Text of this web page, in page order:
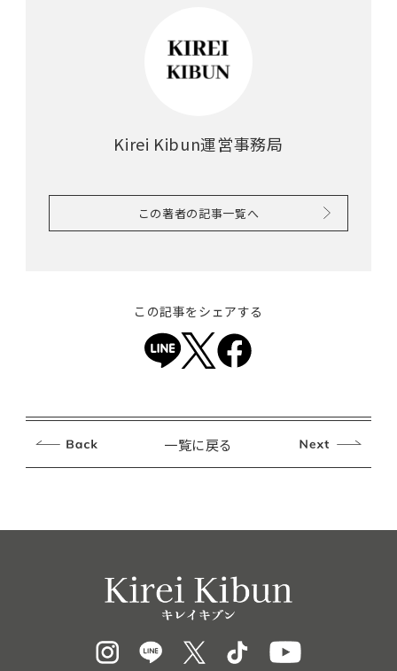
Kirei Kibun運営事務局
この著者の記事一覧へ
この記事をシェアする
一覧に戻る